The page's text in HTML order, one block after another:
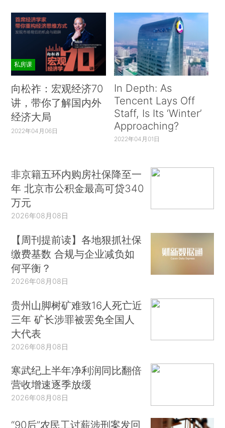
私房课
向松祚：宏观经济70
讲，带你了解国内外
经济大局
2022年04月06日
In Depth: As
Tencent Lays Off
Staff, Is Its ‘Winter’
Approaching?
2022年04月01日
非京籍五环内购房社保降至一
年 北京市公积金最高可贷340
万元
2026年08月08日
【周刊提前读】各地狠抓社保
缴费基数 合规与企业减负如
何平衡？
2026年08月08日
贵州山脚树矿难致16人死亡近
三年 矿长涉罪被罢免全国人
大代表
2026年08月08日
寒武纪上半年净利润同比翻倍
营收增速逐季放缓
2026年08月08日
“90后”农民工讨薪涉刑案发回